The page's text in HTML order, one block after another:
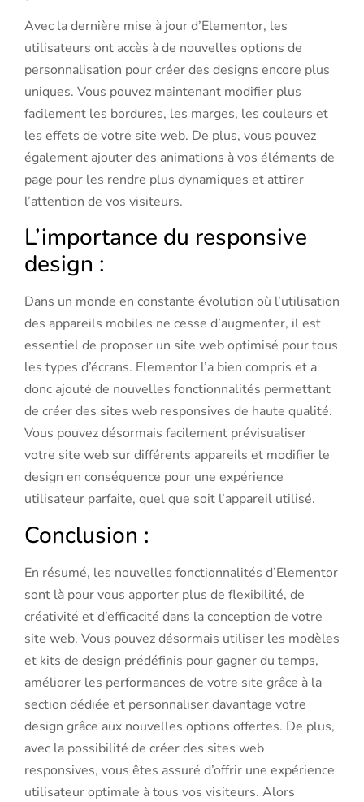
Avec la dernière mise à jour d’Elementor, les
utilisateurs ont accès à de nouvelles options de
personnalisation pour créer des designs encore plus
uniques. Vous pouvez maintenant modifier plus
facilement les bordures, les marges, les couleurs et
les effets de votre site web. De plus, vous pouvez
également ajouter des animations à vos éléments de
page pour les rendre plus dynamiques et attirer
l’attention de vos visiteurs.
L’importance du responsive
design :
Dans un monde en constante évolution où l’utilisation
des appareils mobiles ne cesse d’augmenter, il est
essentiel de proposer un site web optimisé pour tous
les types d’écrans. Elementor l’a bien compris et a
donc ajouté de nouvelles fonctionnalités permettant
de créer des sites web responsives de haute qualité.
Vous pouvez désormais facilement prévisualiser
votre site web sur différents appareils et modifier le
design en conséquence pour une expérience
utilisateur parfaite, quel que soit l’appareil utilisé.
Conclusion :
En résumé, les nouvelles fonctionnalités d’Elementor
sont là pour vous apporter plus de flexibilité, de
créativité et d’efficacité dans la conception de votre
site web. Vous pouvez désormais utiliser les modèles
et kits de design prédéfinis pour gagner du temps,
améliorer les performances de votre site grâce à la
section dédiée et personnaliser davantage votre
design grâce aux nouvelles options offertes. De plus,
avec la possibilité de créer des sites web
responsives, vous êtes assuré d’offrir une expérience
utilisateur optimale à tous vos visiteurs. Alors